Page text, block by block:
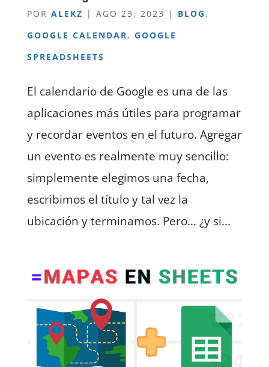
POR ALEKZ | AGO 23, 2023 | BLOG ,
GOOGLE CALENDAR, GOOGLE
SPREADSHEETS
El calendario de Google es una de las
aplicaciones más útiles para programar
y recordar eventos en el futuro. Agregar
un evento es realmente muy sencillo:
simplemente elegimos una fecha,
escribimos el título y tal vez la
ubicación y terminamos. Pero… ¿y si...